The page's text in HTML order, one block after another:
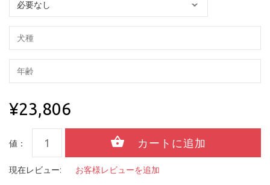
¥23,806
値：
現在レビュー: お客様レビューを追加